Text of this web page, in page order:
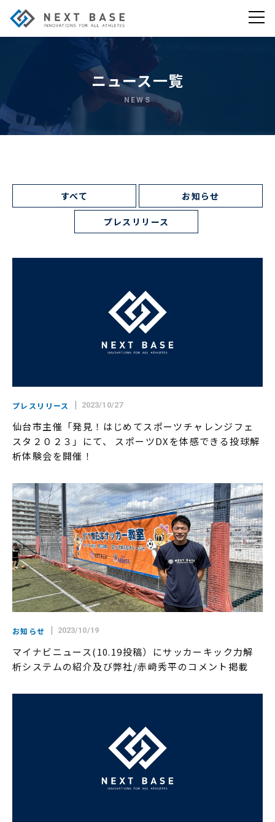
ニュース一覧
NEWS
すべて お知らせ
プレスリリース
プレスリリース 2023/10/27
仙台市主催「発見！はじめてスポーツチャレンジフェ
スタ２０２３」にて、 スポーツDXを体感できる投球解
析体験会を開催！
お知らせ 2023/10/19
マイナビニュース(10.19投稿）にサッカーキック力解
析システムの紹介及び弊社/赤﨑秀平のコメント掲載